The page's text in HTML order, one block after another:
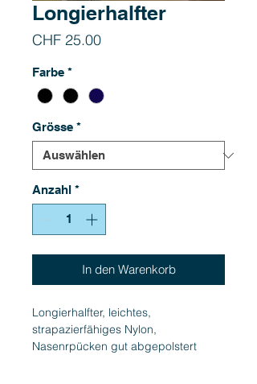
Longierhalfter
CHF 25.00Preis
Farbe *
Grösse *
Anzahl *
In den Warenkorb
Longierhalfter, leichtes,
strapazierfähiges Nylon,
Nasenrpücken gut abgepolstert